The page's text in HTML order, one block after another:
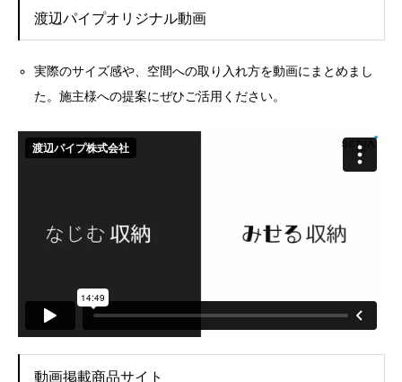
渡辺パイプオリジナル動画
実際のサイズ感や、空間への取り入れ方を動画にまとめまし
た。施主様への提案にぜひご活用ください。
動画掲載商品サイト